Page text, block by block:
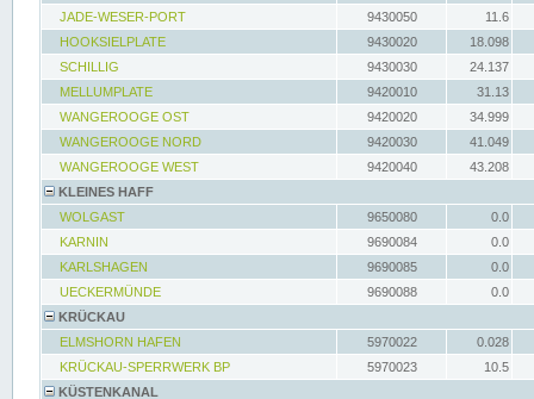
JADE-WESER-PORT
9430050
11.6
HOOKSIELPLATE
9430020
18.098
SCHILLIG
9430030
24.137
MELLUMPLATE
9420010
31.13
WANGEROOGE OST
9420020
34.999
WANGEROOGE NORD
9420030
41.049
WANGEROOGE WEST
9420040
43.208
KLEINES HAFF
WOLGAST
9650080
0.0
KARNIN
9690084
0.0
KARLSHAGEN
9690085
0.0
UECKERMÜNDE
9690088
0.0
KRÜCKAU
ELMSHORN HAFEN
5970022
0.028
KRÜCKAU-SPERRWERK BP
5970023
10.5
KÜSTENKANAL